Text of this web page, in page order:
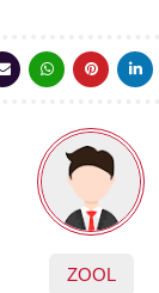
ZOOL